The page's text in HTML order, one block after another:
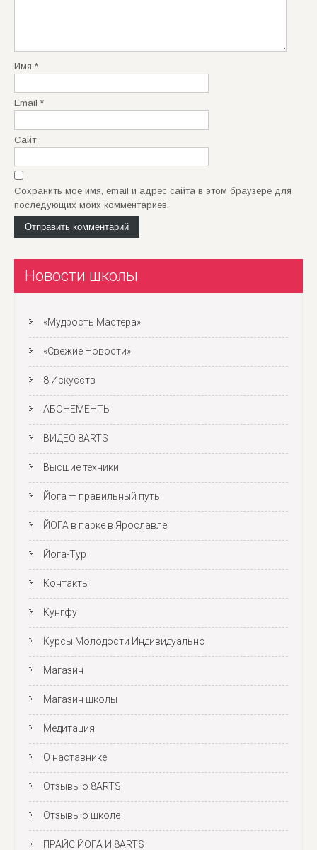
Имя *
Email *
Сайт
Сохранить моё имя, email и адрес сайта в этом браузере для
последующих моих комментариев.
Новости школы
«Мудрость Мастера»
«Свежие Новости»
8 Искусств
АБОНЕМЕНТЫ
ВИДЕО 8ARTS
Высшие техники
Йога — правильный путь
ЙОГА в парке в Ярославле
Йога-Тур
Контакты
Кунгфу
Курсы Молодости Индивидуально
Магазин
Магазин школы
Медитация
О наставнике
Отзывы о 8ARTS
Отзывы о школе
ПРАЙС ЙОГА И 8ARTS